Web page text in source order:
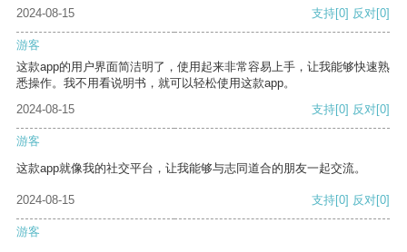
2024-08-15 支持[0] 反对[0]
游客
这款app的用户界面简洁明了，使用起来非常容易上手，让我能够快速熟
悉操作。我不用看说明书，就可以轻松使用这款app。
2024-08-15
支持[0] 反对[0]
游客
这款app就像我的社交平台，让我能够与志同道合的朋友一起交流。
2024-08-15 支持[0] 反对[0]
游客